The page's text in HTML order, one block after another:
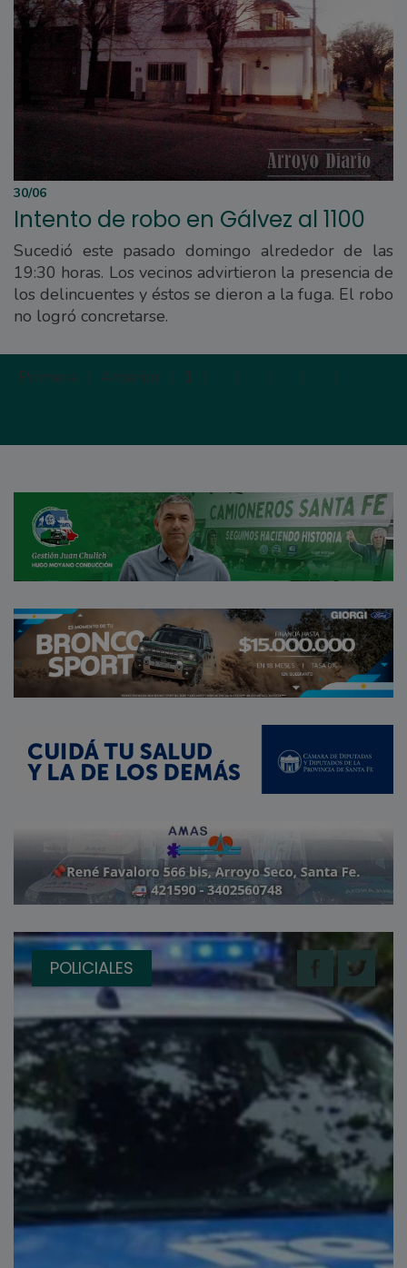
30/06
Intento de robo en Gálvez al 1100
Sucedió este pasado domingo alrededor de las
19:30 horas. Los vecinos advirtieron la presencia de
los delincuentes y éstos se dieron a la fuga. El robo
no logró concretarse.
Primera | Anterior | 1 | | | | |
POLICIALES